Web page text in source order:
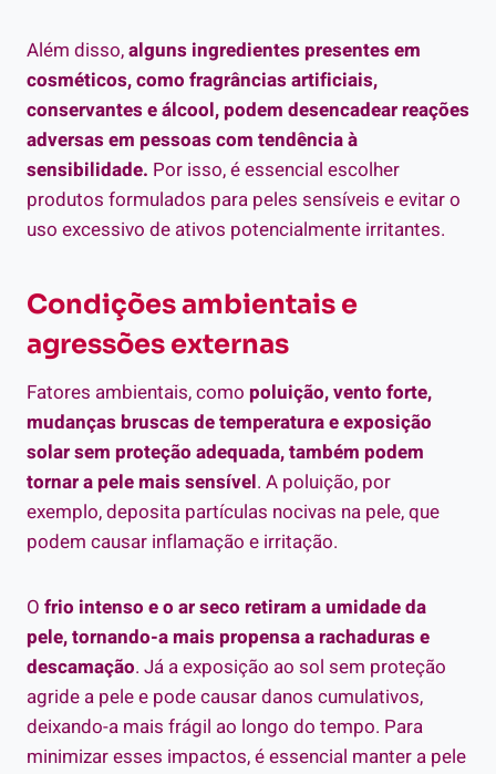
Além disso,alguns ingredientes presentes em
cosméticos, como fragrâncias artificiais,
conservantes e álcool, podem desencadear reações
adversas em pessoas com tendência à
sensibilidade. Por isso, é essencial escolher
produtos formulados para peles sensíveis e evitar o
uso excessivo de ativos potencialmente irritantes.
Condições ambientais e
agressões externas
Fatores ambientais, como poluição, vento forte,
mudanças bruscas de temperatura e exposição
solar sem proteção adequada, também podem
tornar a pele mais sensível. A poluição, por
exemplo, deposita partículas nocivas na pele, que
podem causar inflamação e irritação.
O frio intenso e o ar seco retiram a umidade da
pele, tornando-a mais propensa a rachaduras e
descamação. Já a exposição ao sol sem proteção
agride a pele e pode causar danos cumulativos,
deixando-a mais frágil ao longo do tempo. Para
minimizar esses impactos, é essencial manter a pele